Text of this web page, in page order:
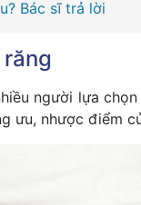
Bác sĩ trả lời
người lựa
ưu, nhược điểm